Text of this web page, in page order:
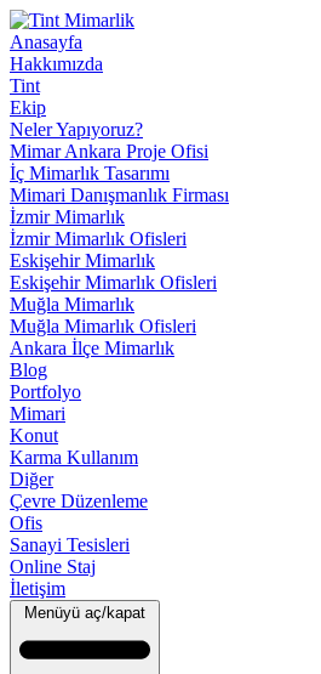
Anasayfa
Hakkımızda
Tint
Ekip
Neler Yapıyoruz?
Mimar Ankara Proje Ofisi
İç Mimarlık Tasarımı
Mimari Danışmanlık Firması
İzmir Mimarlık
İzmir Mimarlık Ofisleri
Eskişehir Mimarlık
Eskişehir Mimarlık Ofisleri
Muğla Mimarlık
Muğla Mimarlık Ofisleri
Ankara İlçe Mimarlık
Blog
Portfolyo
Mimari
Konut
Karma Kullanım
Diğer
Çevre Düzenleme
Ofis
Sanayi Tesisleri
Online Staj
İletişim
Menüyü aç/kapat